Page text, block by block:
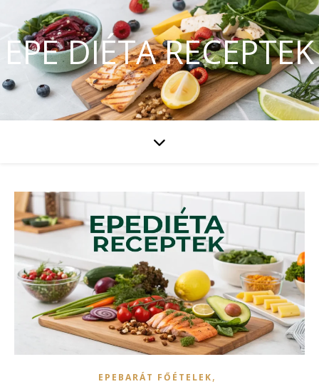
EPE DIÉTA RECEPTEK
EPEBARÁT FŐÉTELEK,